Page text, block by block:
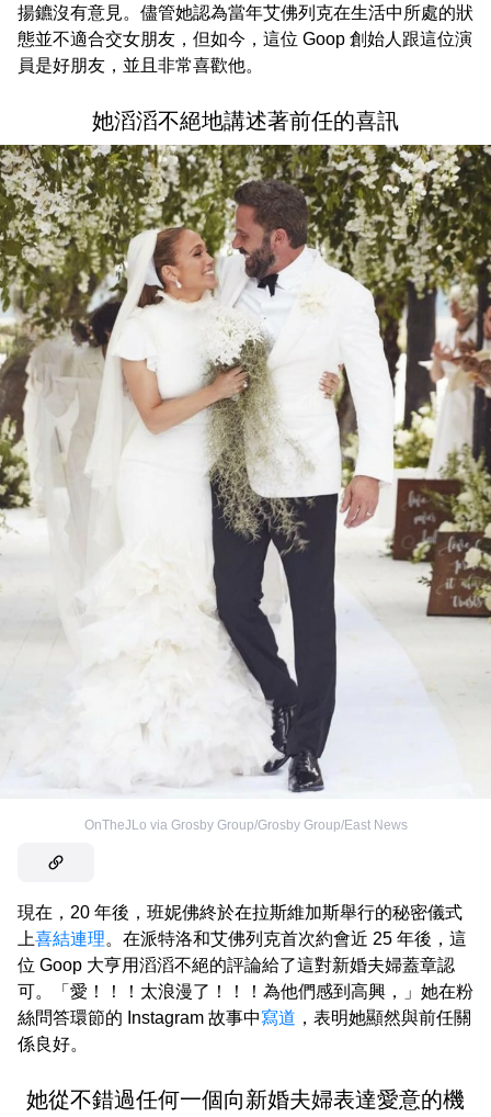
揚鑣沒有意見。儘管她認為當年艾佛列克在生活中所處的狀
態並不適合交女朋友，但如今，這位 Goop 創始人跟這位演
員是好朋友，並且非常喜歡他。
她滔滔不絕地講述著前任的喜訊
OnTheJLo via Grosby Group/Grosby Group/East News
現在，20 年後，班妮佛終於在拉斯維加斯舉行的秘密儀式
上喜結連理。在派特洛和艾佛列克首次約會近 25 年後，這
位 Goop 大亨用滔滔不絕的評論給了這對新婚夫婦蓋章認
可。「愛！！！太浪漫了！！！為他們感到高興，」她在粉
絲問答環節的 Instagram 故事中寫道 ，表明她顯然與前任關
係良好。
她從不錯過任何一個向新婚夫婦表達愛意的機